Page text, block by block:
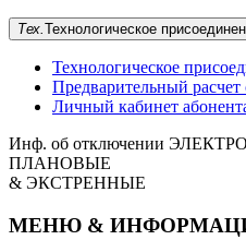
Тех.Технологическое
Технологическое
Предварительный
Личный кабинет
Инф. об отключении
ПЛАНОВЫЕ
& ЭКСТРЕННЫЕ
МЕНЮ &